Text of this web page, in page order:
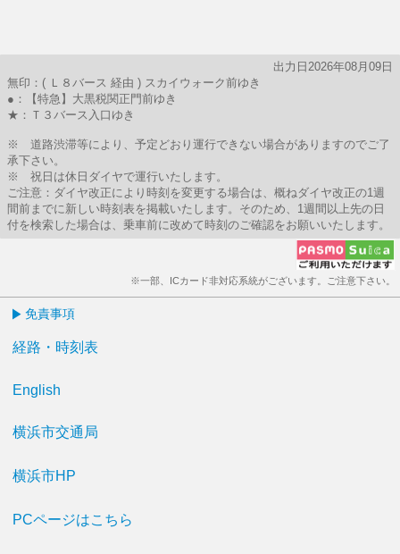
出力日2026年08月09日
無印：( Ｌ８バース 経由 ) スカイウォーク前ゆき
●：【特急】大黒税関正門前ゆき
★：Ｔ３バース入口ゆき
※ 道路渋滞等により、予定どおり運行できない場合がありますのでご了
承下さい。
※ 祝日は休日ダイヤで運行いたします。
ご注意：ダイヤ改正により時刻を変更する場合は、概ねダイヤ改正の1週
間前までに新しい時刻表を掲載いたします。そのため、1週間以上先の日
付を検索した場合は、乗車前に改めて時刻のご確認をお願いいたします。
※一部、ICカード非対応系統がございます。ご注意下さい。
免責事項
経路・時刻表
English
横浜市交通局
横浜市HP
PCページはこちら